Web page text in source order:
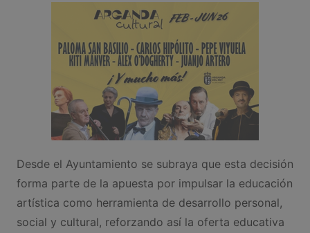
Desde el Ayuntamiento se subraya que esta decisión
forma parte de la apuesta por impulsar la educación
artística como herramienta de desarrollo personal,
social y cultural, reforzando así la oferta educativa